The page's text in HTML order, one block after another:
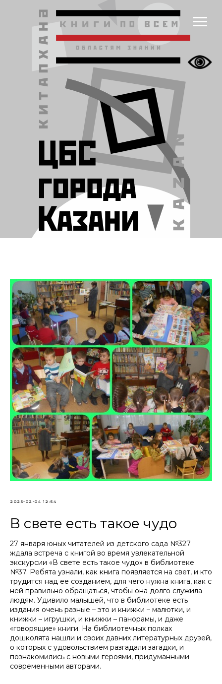
2025-02-04 12:54
В свете есть такое чудо
27 января юных читателей из детского сада №327
ждала встреча с книгой во время увлекательной
экскурсии «В свете есть такое чудо» в библиотеке
№37. Ребята узнали, как книга появляется на свет, и кто
трудится над ее созданием, для чего нужна книга, как с
ней правильно обращаться, чтобы она долго служила
людям. Удивило малышей, что в библиотеке есть
издания очень разные – это и книжки – малютки, и
книжки – игрушки, и книжки – панорамы, и даже
«говорящие» книги. На библиотечных полках
дошколята нашли и своих давних литературных друзей,
о которых с удовольствием разгадали загадки, и
познакомились с новыми героями, придуманными
современными авторами.